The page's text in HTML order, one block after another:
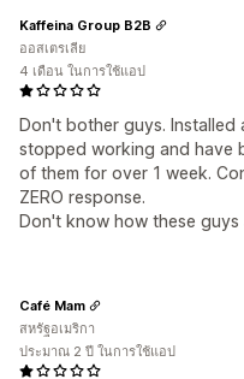
Don't bother guys. Installed
stopped working and have
of them for over 1 week.
ZERO response.
Don't know how these guys
Kaffeina Group B2B
ออสเตรเลีย
4 เดือน ในการใช้แอป
Café Mam
สหรัฐอเมริกา
ประมาณ 2 ปี ในการใช้แอป